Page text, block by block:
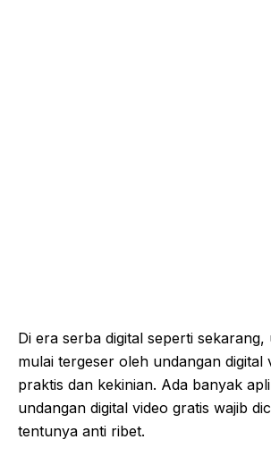
Di era serba digital seperti
mulai tergeser oleh undangan digital
praktis dan kekinian. Ada banyak
undangan digital video gratis wajib
tentunya anti ribet.